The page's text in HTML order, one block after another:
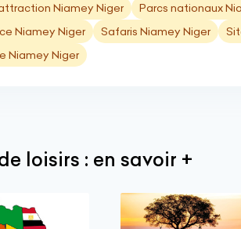
Niamey Niger
Parcs nationaux
Niamey Niger
Safaris Niamey Niger
Niamey Niger
loisirs : en savoir +